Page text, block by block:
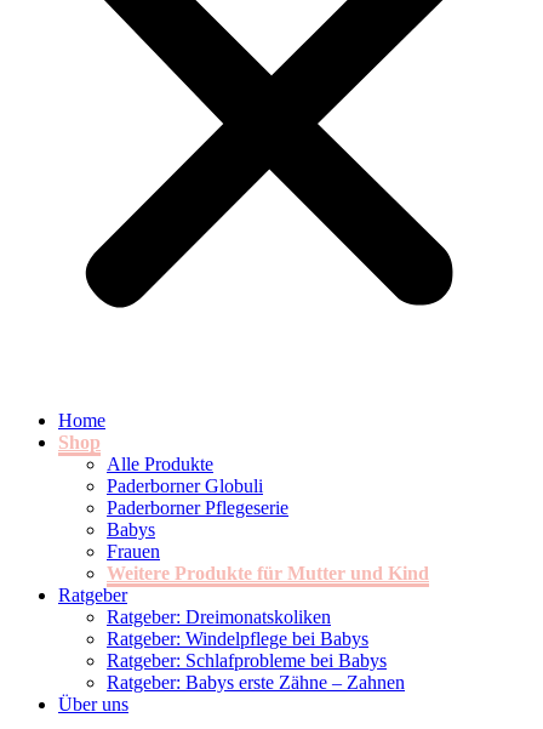
Home
Shop
Alle Produkte
Paderborner Globuli
Paderborner Pflegeserie
Babys
Frauen
Weitere Produkte für Mutter und Kind
Ratgeber
Ratgeber: Dreimonatskoliken
Ratgeber: Windelpflege bei Babys
Ratgeber: Schlafprobleme bei Babys
Ratgeber: Babys erste Zähne – Zahnen
Über uns